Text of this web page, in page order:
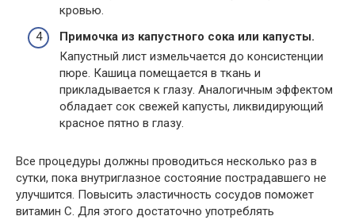
кровью.
Примочка из капустного сока или капусты.
Капустный лист измельчается до консистенции
пюре. Кашица помещается в ткань и
прикладывается к глазу. Аналогичным эффектом
обладает сок свежей капусты, ликвидирующий
красное пятно в глазу.
Все процедуры должны проводиться несколько раз в
сутки, пока внутриглазное состояние пострадавшего не
улучшится. Повысить эластичность сосудов поможет
витамин С. Для этого достаточно употреблять